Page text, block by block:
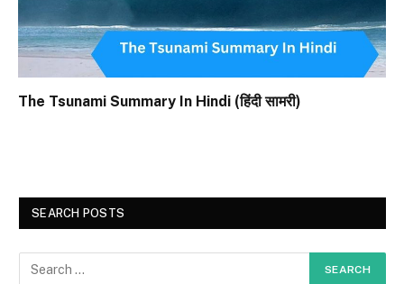
The Tsunami Summary In Hindi (हिंदी सामरी)
SEARCH POSTS